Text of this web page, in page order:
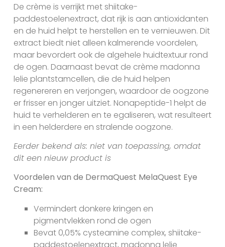
De crème is verrijkt met shiitake-
paddestoelenextract, dat rijk is aan antioxidanten
en de huid helpt te herstellen en te vernieuwen. Dit
extract biedt niet alleen kalmerende voordelen,
maar bevordert ook de algehele huidtextuur rond
de ogen. Daarnaast bevat de crème madonna
lelie plantstamcellen, die de huid helpen
regenereren en verjongen, waardoor de oogzone
er frisser en jonger uitziet. Nonapeptide-1 helpt de
huid te verhelderen en te egaliseren, wat resulteert
in een helderdere en stralende oogzone.
Eerder bekend als: niet van toepassing, omdat
dit een nieuw product is
Voordelen van de DermaQuest MelaQuest Eye
Cream:
Vermindert donkere kringen en
pigmentvlekken rond de ogen
Bevat 0,05% cysteamine complex, shiitake-
paddestoelenextract, madonna lelie